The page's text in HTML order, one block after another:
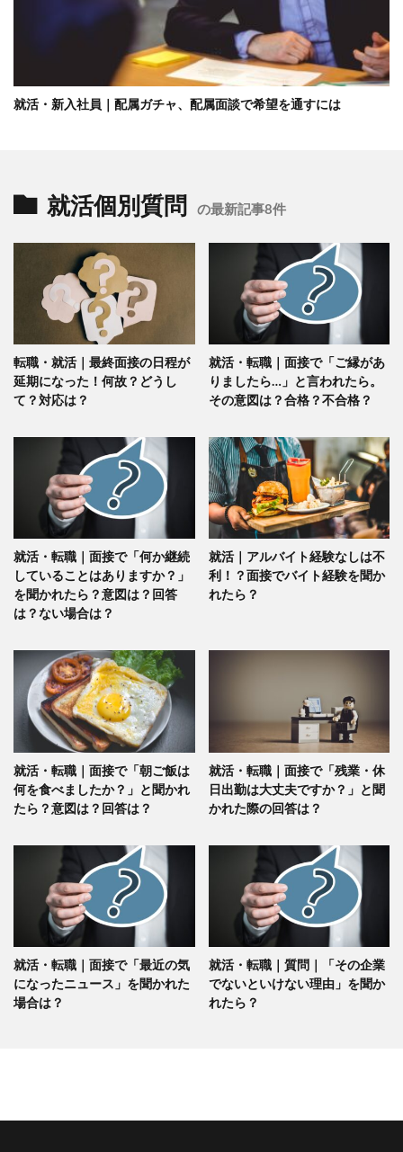
就活・新入社員｜配属ガチャ、配属面談で希望を通すには
就活個別質問 の最新記事8件
転職・就活｜最終面接の日程が
延期になった！何故？どうし
て？対応は？
就活・転職｜面接で「ご縁があ
りましたら…」と言われたら。
その意図は？合格？不合格？
就活・転職｜面接で「何か継続
していることはありますか？」
を聞かれたら？意図は？回答
は？ない場合は？
就活｜アルバイト経験なしは不
利！？面接でバイト経験を聞か
れたら？
就活・転職｜面接で「朝ご飯は
何を食べましたか？」と聞かれ
たら？意図は？回答は？
就活・転職｜面接で「残業・休
日出勤は大丈夫ですか？」と聞
かれた際の回答は？
就活・転職｜面接で「最近の気
になったニュース」を聞かれた
場合は？
就活・転職｜質問｜「その企業
でないといけない理由」を聞か
れたら？